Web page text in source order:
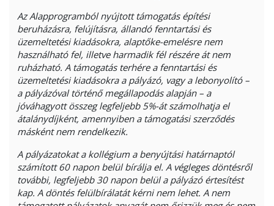
Az Alapprogramból nyújtott támogatás építési
beruházásra, felújításra, állandó fenntartási és
üzemeltetési kiadásokra, alaptőke-emelésre nem
használható fel, illetve harmadik fél részére át nem
ruházható. A támogatás terhére a fenntartási és
üzemeltetési kiadásokra a pályázó, vagy a lebonyolító –
a pályázóval történő megállapodás alapján – a
jóváhagyott összeg legfeljebb 5%-át számolhatja el
átalánydíjként, amennyiben a támogatási szerződés
másként nem rendelkezik.
A pályázatokat a kollégium a benyújtási határnaptól
számított 60 napon belül bírálja el. A végleges döntésről
további, legfeljebb 30 napon belül a pályázó értesítést
kap. A döntés felülbírálatát kérni nem lehet. A nem